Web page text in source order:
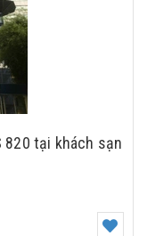
820 tại khách sạn